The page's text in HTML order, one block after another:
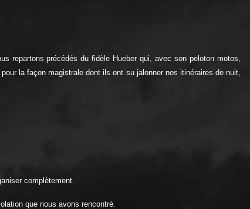
repartons précédés du fidèle Hueber qui, avec son peloton motos,
la façon magistrale dont ils ont su jalonner nos itinéraires de nuit,
complètement.
que nous avons rencontré.